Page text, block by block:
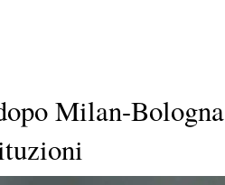
Milan-Bologna